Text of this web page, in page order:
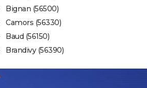
Bignan (56500)
Camors (56330)
Baud (56150)
Brandivy (56390)